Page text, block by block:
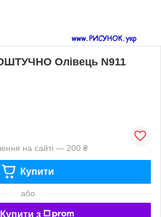
Олівець N911
на сайті — 200 ₴
Купити
або
Купити з